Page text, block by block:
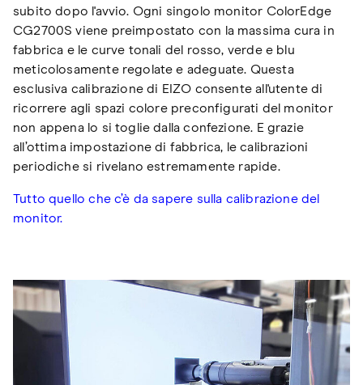
subito dopo l'avvio. Ogni singolo monitor ColorEdge
CG2700S viene preimpostato con la massima cura in
fabbrica e le curve tonali del rosso, verde e blu
meticolosamente regolate e adeguate. Questa
esclusiva calibrazione di EIZO consente all'utente di
ricorrere agli spazi colore preconfigurati del monitor
non appena lo si toglie dalla confezione. E grazie
all’ottima impostazione di fabbrica, le calibrazioni
periodiche si rivelano estremamente rapide.
Tutto quello che c’è da sapere sulla calibrazione del
monitor.